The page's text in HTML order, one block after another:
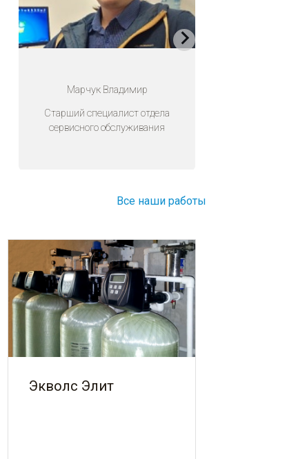
Марчук Владимир
Старший специалист отдела
сервисного обслуживания
Все наши работы
Экволс Элит